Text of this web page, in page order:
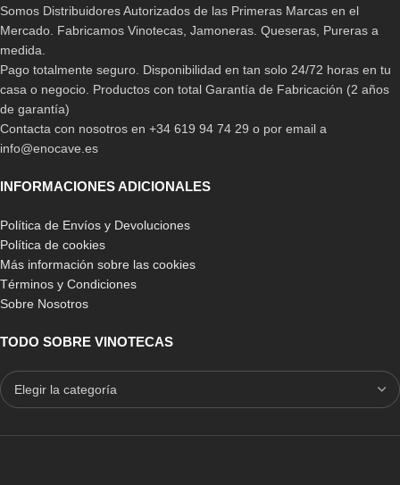
Somos Distribuidores Autorizados de las Primeras Marcas en el
Mercado. Fabricamos Vinotecas, Jamoneras. Queseras, Pureras a
medida.
Pago totalmente seguro. Disponibilidad en tan solo 24/72 horas en tu
casa o negocio. Productos con total Garantía de Fabricación (2 años
de garantía)
Contacta con nosotros en +34 619 94 74 29 o por email a
info@enocave.es
INFORMACIONES ADICIONALES
Política de Envíos y Devoluciones
Política de cookies
Más información sobre las cookies
Términos y Condiciones
Sobre Nosotros
TODO SOBRE VINOTECAS